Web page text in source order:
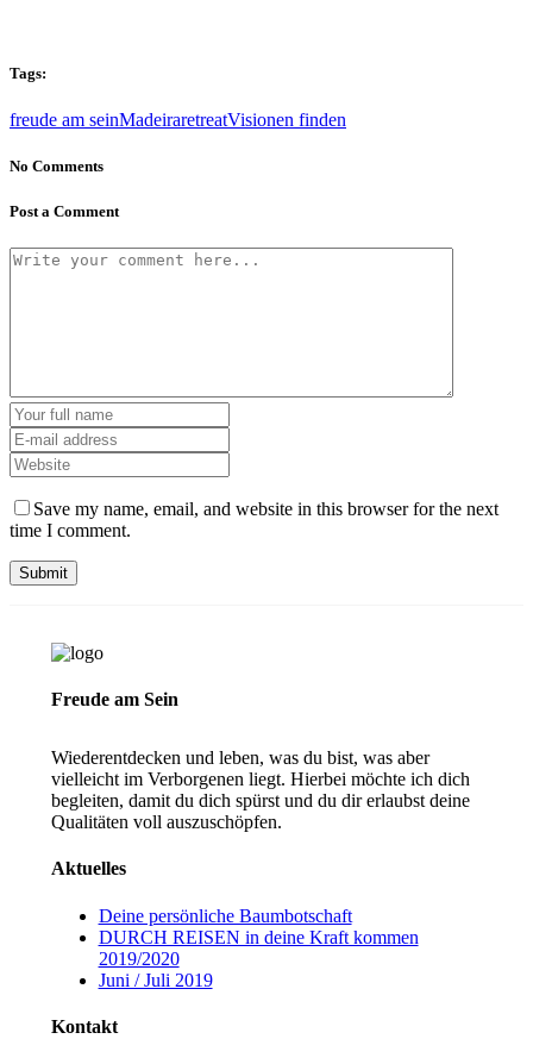
Tags:
freude am seinMadeiraretreatVisionen finden
No Comments
Post a Comment
Save my name, email, and website in this browser for the next
time I comment.
Freude am Sein
Wiederentdecken und leben, was du bist, was aber
vielleicht im Verborgenen liegt. Hierbei möchte ich dich
begleiten, damit du dich spürst und du dir erlaubst deine
Qualitäten voll auszuschöpfen.
Aktuelles
Deine persönliche Baumbotschaft
DURCH REISEN in deine Kraft kommen
2019/2020
Juni / Juli 2019
Kontakt